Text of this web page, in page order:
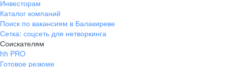
Инвесторам
Каталог компаний
Поиск по вакансиям в Балакиреве
Сетка: соцсеть для нетворкинга
Соискателям
hh PRO
Готовое резюме